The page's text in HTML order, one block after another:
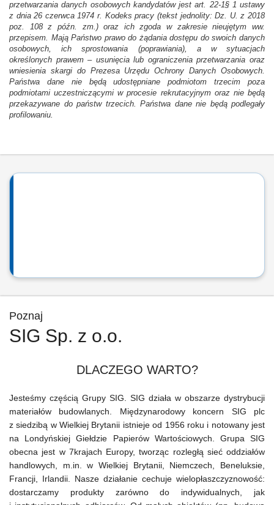
przetwarzania danych osobowych kandydatów jest art. 22-1§ 1 ustawy
z dnia 26 czerwca 1974 r. Kodeks pracy (tekst jednolity: Dz. U. z 2018
poz. 108 z późn. zm.) oraz ich zgoda w zakresie nieujętym ww.
przepisem. Mają Państwo prawo do żądania dostępu do swoich danych
osobowych, ich sprostowania (poprawiania), a w sytuacjach
określonych prawem – usunięcia lub ograniczenia przetwarzania oraz
wniesienia skargi do Prezesa Urzędu Ochrony Danych Osobowych.
Państwa dane nie będą udostępniane podmiotom trzecim poza
podmiotami uczestniczącymi w procesie rekrutacyjnym oraz nie będą
przekazywane do państw trzecich. Państwa dane nie będą podlegały
profilowaniu.
Poznaj
SIG Sp. z o.o.
DLACZEGO WARTO?
Jesteśmy częścią Grupy SIG. SIG działa w obszarze dystrybucji
materiałów budowlanych. Międzynarodowy koncern SIG plc
z siedzibą w Wielkiej Brytanii istnieje od 1956 roku i notowany jest
na Londyńskiej Giełdzie Papierów Wartościowych. Grupa SIG
obecna jest w 7krajach Europy, tworząc rozległą sieć oddziałów
handlowych, m.in. w Wielkiej Brytanii, Niemczech, Beneluksie,
Francji, Irlandii. Nasze działanie cechuje wielopłaszczyznowość:
dostarczamy produkty zarówno do indywidualnych, jak